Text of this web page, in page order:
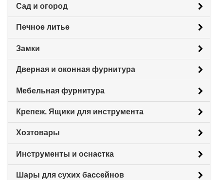
Сад и огород
Печное литье
Замки
Дверная и оконная фурнитура
Мебельная фурнитура
Крепеж. Ящики для инструмента
Хозтовары
Инструменты и оснастка
Шары для сухих бассейнов